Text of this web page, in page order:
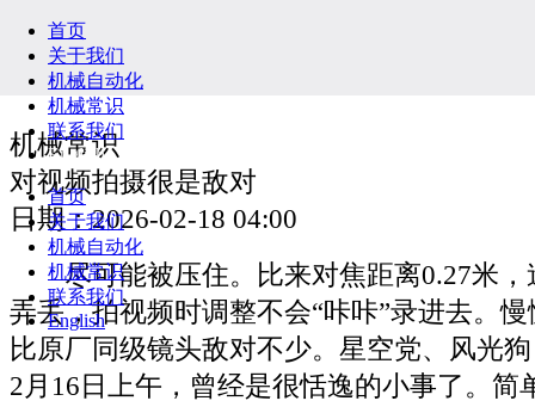
首页
关于我们
机械自动化
机械常识
联系我们
English
首页
关于我们
机械自动化
机械常识
联系我们
English
机械常识
对视频拍摄很是敌对
日期：2026-02-18 04:00
尽可能被压住。比来对焦距离0.27米，
弄丢，拍视频时调整不会“咔咔”录进去。
比原厂同级镜头敌对不少。星空党、风光
2月16日上午，曾经是很恬逸的小事了。简